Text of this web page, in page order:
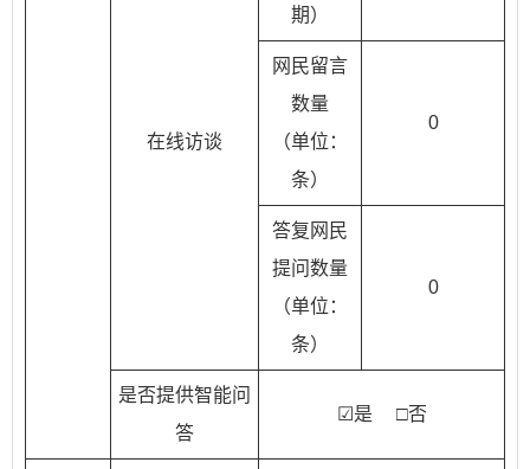
在线访谈
期）
网民留言
数量
（单位：
条）
0
答复网民
提问数量
（单位：
条）
0
是否提供智能问
答
☑是 □否